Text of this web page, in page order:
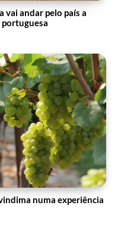
vai andar pelo país a
numa experiência